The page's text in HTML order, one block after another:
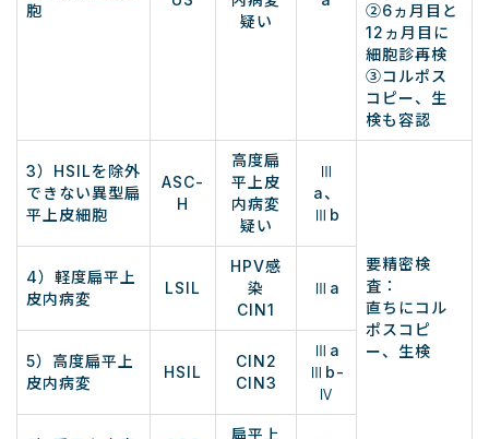
胞
疑い
②6ヵ月目と
12ヵ月目に
細胞診再検
③コルポス
コピー、生
検も容認
3）HSILを除外
できない異型扁
平上皮細胞
ASC-
H
高度扁
平上皮
内病変
疑い
Ⅲ
a、
Ⅲb
要精密検
査：
直ちにコル
ポスコピ
ー、生検
4）軽度扁平上
皮内病変
LSIL
HPV感
染
CIN1
Ⅲa
5）高度扁平上
皮内病変
HSIL
CIN2
CIN3
Ⅲa
Ⅲb-
Ⅳ
扁平上